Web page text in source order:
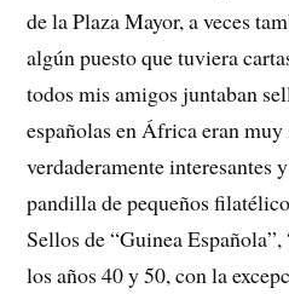
de la Plaza Mayor, a veces
algún puesto que tuviera
todos mis amigos juntaban
españolas en África eran
verdaderamente interesantes
pandilla de pequeños
Sellos de “Guinea
los años 40 y 50, con la